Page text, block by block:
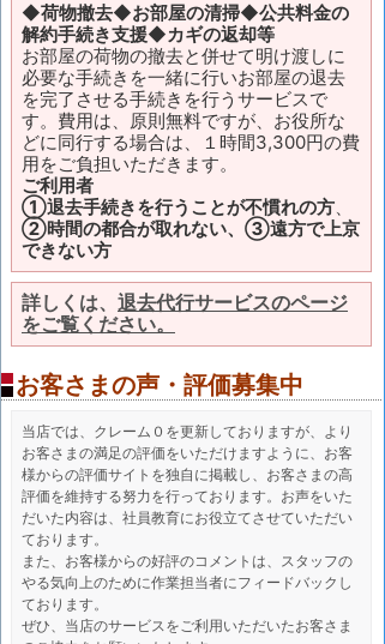
◆荷物撤去◆お部屋の清掃◆公共料金の
解約手続き支援◆カギの返却等
お部屋の荷物の撤去と併せて明け渡しに
必要な手続きを一緒に行いお部屋の退去
を完了させる手続きを行うサービスで
す。費用は、原則無料ですが、お役所な
どに同行する場合は、１時間3,300円の費
用をご負担いただきます。
ご利用者
①退去手続きを行うことが不慣れの方、
②時間の都合が取れない、③遠方で上京
できない方
詳しくは、 退去代行サービスのページ
をご覧ください。
お客さまの声・評価募集中
当店では、クレーム０を更新しておりますが、より
お客さまの満足の評価をいただけますように、お客
様からの評価サイトを独自に掲載し、お客さまの高
評価を維持する努力を行っております。お声をいた
だいた内容は、社員教育にお役立てさせていただい
ております。
また、お客様からの好評のコメントは、スタッフの
やる気向上のために作業担当者にフィードバックし
ております。
ぜひ、当店のサービスをご利用いただいたお客さま